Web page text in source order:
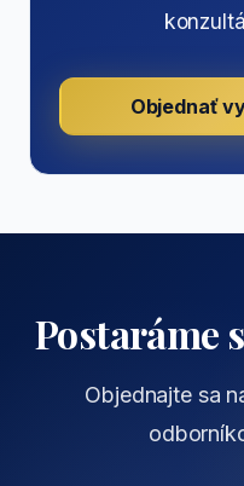
Objednať
Postaráme
Objednajte sa